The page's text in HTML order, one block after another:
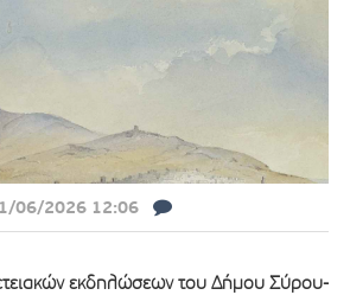
06/2026 12:06
εκδηλώσεων του Δήμου Σύρου-